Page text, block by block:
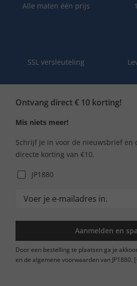
Alle maten één prijs
SSL versleuteling
Ontvang direct € 10 korting!
Mis niets meer!
Schrijf je in voor de nieuwsbrief en
directe korting van €10.
JP1880
Aanmelden en
Door een bestelling te plaatsen ga je
en de algemene voorwaarden van JP1880.